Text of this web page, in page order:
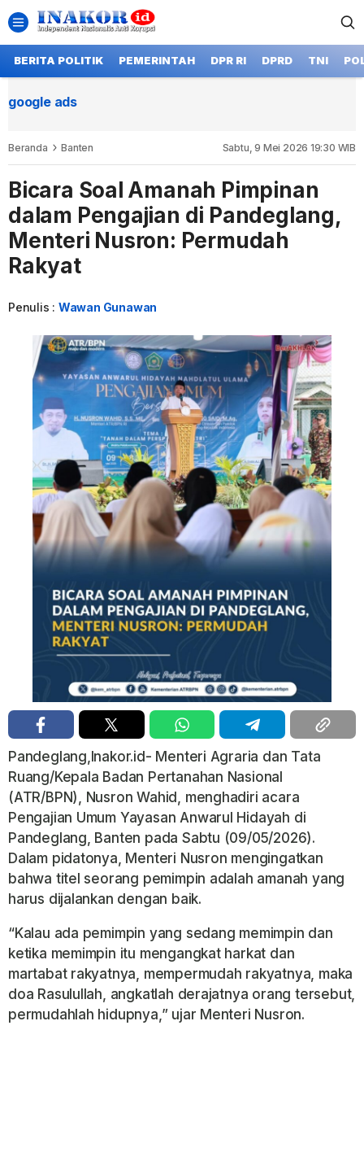
BERITA POLITIK PEMERINTAH DPR RI DPRD TNI
google ads
Beranda Banten Sabtu, 9 Mei 2026 19:30 WIB
Bicara Soal Amanah Pimpinan
dalam Pengajian di Pandeglang,
Menteri Nusron: Permudah
Rakyat
Penulis : Wawan Gunawan
Pandeglang,Inakor.id- Menteri Agraria dan Tata
Ruang/Kepala Badan Pertanahan Nasional
(ATR/BPN), Nusron Wahid, menghadiri acara
Pengajian Umum Yayasan Anwarul Hidayah di
Pandeglang, Banten pada Sabtu (09/05/2026).
Dalam pidatonya, Menteri Nusron mengingatkan
bahwa titel seorang pemimpin adalah amanah yang
harus dijalankan dengan baik.
“Kalau ada pemimpin yang sedang memimpin dan
ketika memimpin itu mengangkat harkat dan
martabat rakyatnya, mempermudah rakyatnya, maka
doa Rasulullah, angkatlah derajatnya orang tersebut,
permudahlah hidupnya,” ujar Menteri Nusron.